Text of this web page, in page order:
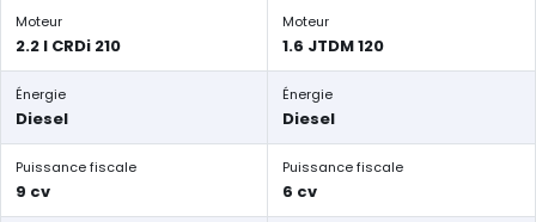
Moteur
2.2 l CRDi 210
Moteur
1.6 JTDM 120
Énergie
Diesel
Énergie
Diesel
Puissance fiscale
9 cv
Puissance fiscale
6 cv